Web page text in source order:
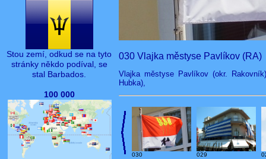
Stou zemí, odkud se na tyto
stránky někdo podíval, se
stal Barbados.
100 000
030 Vlajka městyse Pavlíkov (RA)
Vlajka městyse Pavlíkov (okr.
Hubka),
030 029